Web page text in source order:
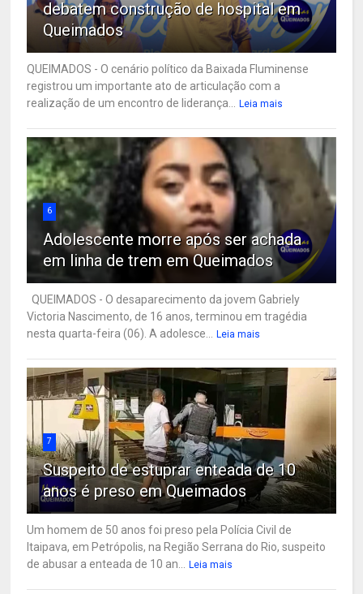
debatem construção de hospital em
Queimados
QUEIMADOS - O cenário político da Baixada Fluminense
registrou um importante ato de articulação com a
realização de um encontro de liderança...
Leia mais
6
Adolescente morre após ser achada
em linha de trem em Queimados
QUEIMADOS - O desaparecimento da jovem Gabriely
Victoria Nascimento, de 16 anos, terminou em tragédia
nesta quarta-feira (06). A adolesce...
Leia mais
7
Suspeito de estuprar enteada de 10
anos é preso em Queimados
Um homem de 50 anos foi preso pela Polícia Civil de
Itaipava, em Petrópolis, na Região Serrana do Rio, suspeito
de abusar a enteada de 10 an...
Leia mais